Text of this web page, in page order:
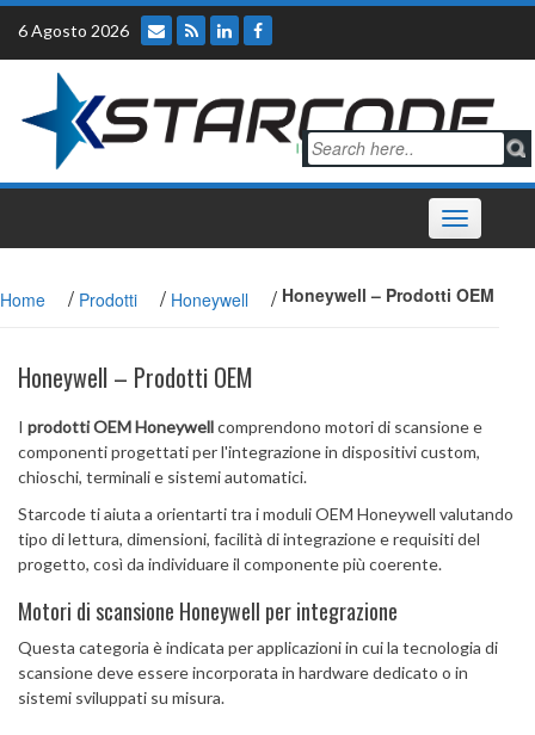
Skip
content
6 Agosto 2026
Toggle
navigation
Home / Prodotti / Honeywell / Honeywell – Prodotti OEM
Honeywell – Prodotti OEM
I prodotti OEM Honeywellcomprendono motori di scansione e
componenti progettati per l'integrazione in dispositivi custom,
chioschi, terminali e sistemi automatici.
Starcode ti aiuta a orientarti tra i moduli OEM Honeywell valutando
tipo di lettura, dimensioni, facilità di integrazione e requisiti del
progetto, così da individuare il componente più coerente.
Motori di scansione Honeywell per integrazione
Questa categoria è indicata per applicazioni in cui la tecnologia di
scansione deve essere incorporata in hardware dedicato o in
sistemi sviluppati su misura.